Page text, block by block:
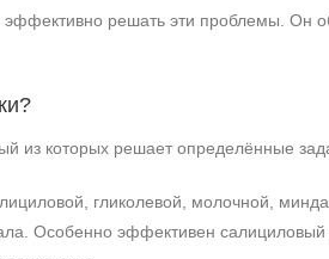
решать эти проблемы. Он
из которых решает определённые
гликолевой, молочной,
Особенно эффективен